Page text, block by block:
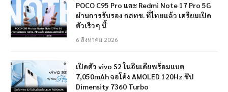
POCO C95 Pro และ Redmi Note 17 Pro 5G
ผ่านการรับรอง กสทช. ที่ไทยแล้ว เตรียมเปิด
ตัวเร็วๆ นี้
6 สิงหาคม 2026
เปิดตัว vivo S2 ในอินเดียพร้อมแบต
7,050mAh จอโค้ง AMOLED 120Hz ชิป
Dimensity 7360 Turbo